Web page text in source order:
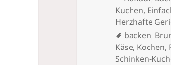
Kuchen,
Herzhafte
backen,
Käse, Kochen,
Schinken-